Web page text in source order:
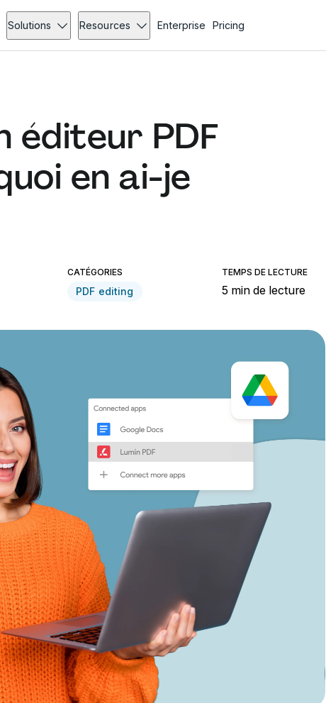
Solutions Resources Enterprise Pricing
éditeur PDF
en ai-je
CATÉGORIES
PDF editing
TEMPS DE LECTURE
5 min de lecture